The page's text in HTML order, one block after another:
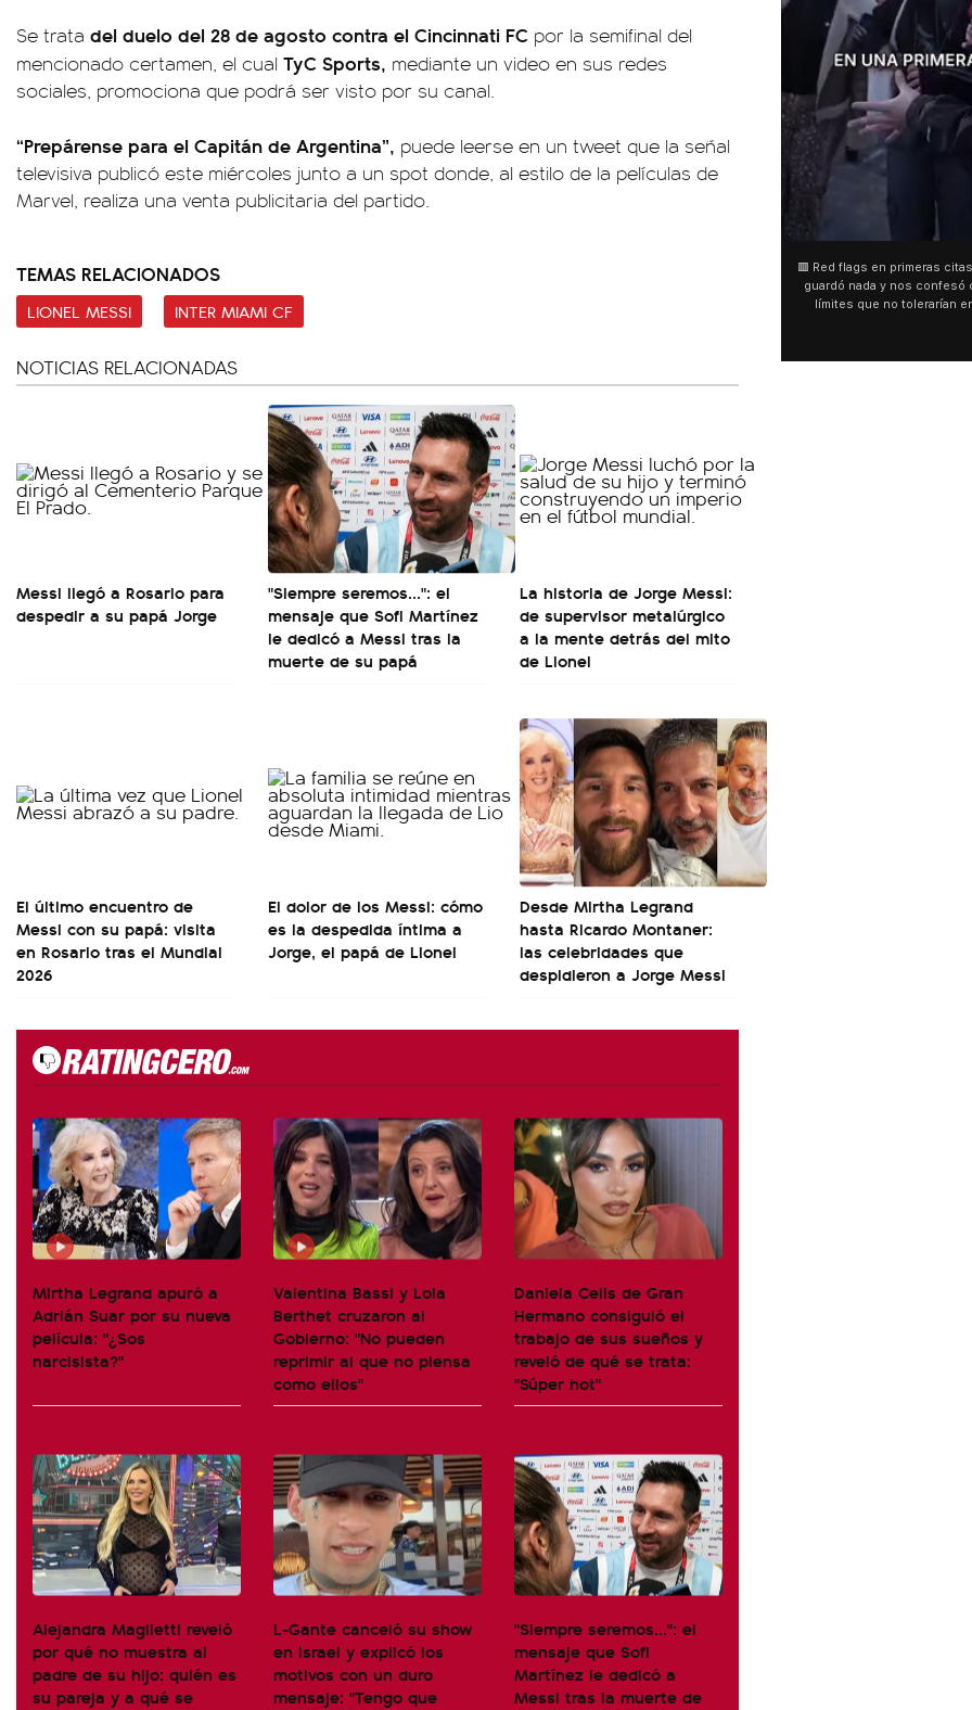
Se trata del duelo del 28 de agosto contra el Cincinnati FC por la semifinal del
mencionado certamen, el cual TyC Sports, mediante un video en sus redes
sociales, promociona que podrá ser visto por su canal.
“Prepárense para el Capitán de Argentina”, puede leerse en un tweet que la señal
televisiva publicó este miércoles junto a un spot donde, al estilo de la películas de
Marvel, realiza una venta publicitaria del partido.
TEMAS RELACIONADOS
LIONEL MESSI INTER MIAMI CF
NOTICIAS RELACIONADAS
Messi llegó a Rosario para
despedir a su papá Jorge
"Siempre seremos...": el
mensaje que Sofi Martínez
le dedicó a Messi tras la
muerte de su papá
La historia de Jorge Messi:
de supervisor metalúrgico
a la mente detrás del mito
de Lionel
El último encuentro de
Messi con su papá: visita
en Rosario tras el Mundial
2026
El dolor de los Messi: cómo
es la despedida íntima a
Jorge, el papá de Lionel
Desde Mirtha Legrand
hasta Ricardo Montaner:
las celebridades que
despidieron a Jorge Messi
Mirtha Legrand apuró a
Adrián Suar por su nueva
película: "¿Sos
narcisista?"
Valentina Bassi y Lola
Berthet cruzaron al
Gobierno: "No pueden
reprimir al que no piensa
como ellos"
Daniela Celis de Gran
Hermano consiguió el
trabajo de sus sueños y
reveló de qué se trata:
"Súper hot"
Alejandra Maglietti reveló
por qué no muestra al
padre de su hijo: quién es
su pareja y a qué se
L-Gante canceló su show
en Israel y explicó los
motivos con un duro
mensaje: "Tengo que
"Siempre seremos...": el
mensaje que Sofi
Martínez le dedicó a
Messi tras la muerte de
🇧🇷 Tragedia en Río de
helicóptero y murieron
Una aeronave que
bosque de difícil acceso
Vista. Las víctimas son el